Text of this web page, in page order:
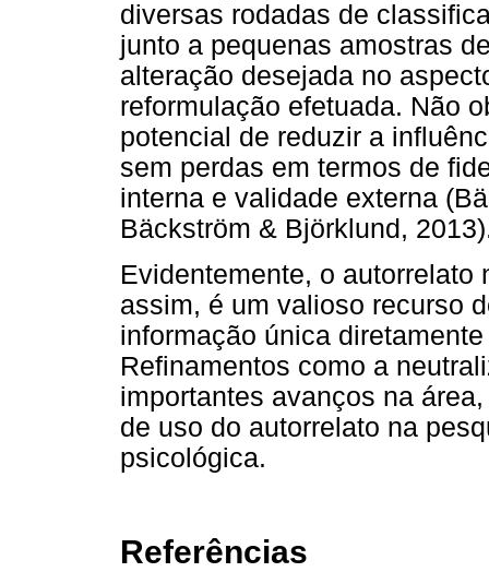
diversas rodadas de
junto a pequenas amostras
alteração desejada no
reformulação efetuada. Não
potencial de reduzir a
sem perdas em termos de
interna e validade externa
Bäckström & Björklund,
Evidentemente, o autorrelato
assim, é um valioso recurso
informação única
Refinamentos como a
importantes avanços na
de uso do autorrelato na
psicológica.
Referências